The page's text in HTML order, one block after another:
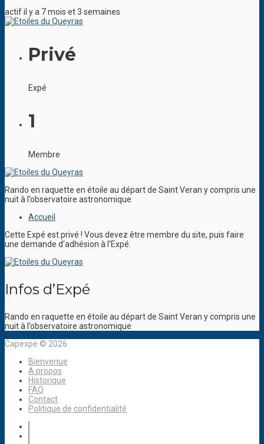
actif il y a 7 mois et 3 semaines
Privé
Expé
1
Membre
Rando en raquette en étoile au départ de Saint Veran y compris une
nuit à l’observatoire astronomique
Accueil
Cette Expé est privé ! Vous devez être membre du site, puis faire
une demande d'adhésion à l'Expé.
Infos d’Expé
Rando en raquette en étoile au départ de Saint Veran y compris une
nuit à l’observatoire astronomique
Capexpe © 2026
Bienvenue
A propos
Historique
FAQ
Contact
Politique de confidentialité